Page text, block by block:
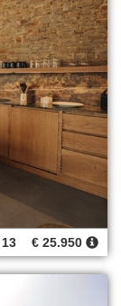
13 € 25.950